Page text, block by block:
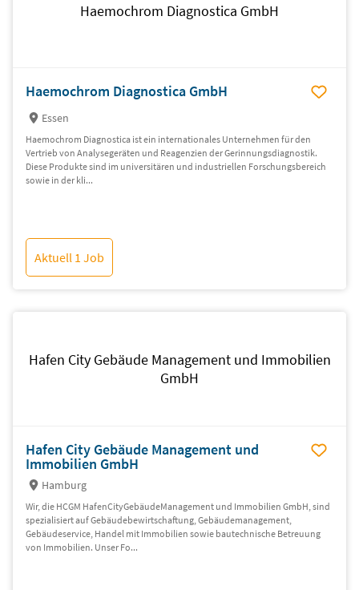
Haemochrom Diagnostica GmbH
Haemochrom Diagnostica GmbH
Essen
Haemochrom Diagnostica ist ein internationales Unternehmen für den
Vertrieb von Analysegeräten und Reagenzien der Gerinnungsdiagnostik.
Diese Produkte sind im universitären und industriellen Forschungsbereich
sowie in der kli...
Aktuell 1 Job
Hafen City Gebäude Management und Immobilien
GmbH
Hafen City Gebäude Management und
Immobilien GmbH
Hamburg
Wir, die HCGM HafenCityGebäudeManagement und Immobilien GmbH, sind
spezialisiert auf Gebäudebewirtschaftung, Gebäudemanagement,
Gebäudeservice, Handel mit Immobilien sowie bautechnische Betreuung
von Immobilien. Unser Fo...